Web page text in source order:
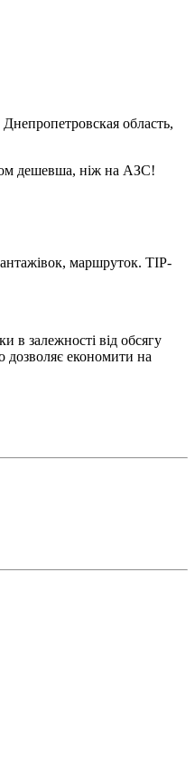
область,
дешевша, ніж на АЗС!
маршруток. ТІР-
в залежності від обсягу
дозволяє економити на